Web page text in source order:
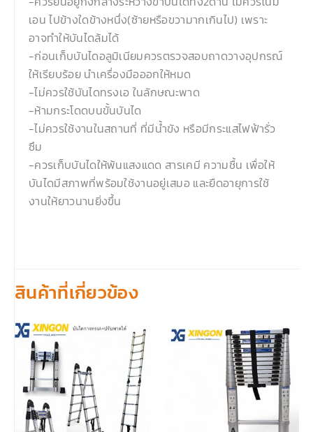
เอน ไปข้างใดข้างหนึ่ง(ซ้ายหรือขวามากเกินไป) เพราะ
อาจทำให้บันไดล้มได้
-ก่อนเก็บบันไดอลูมิเนียมควรตรวจสอบถาดวางอุปกรณ์
ให้เรียบร้อย นำเครื่องมือออกให้หมด
-ไม่ควรใช้บันไดทรงเอ ในลักษณะพาด
-ห้ามกระโดดบนขั้นบันได
-ไม่ควรใช้งานในสถานที่ ที่มีน้ำขัง หรือมีกระแสไฟฟ้ารั่ว
ซึม
-ควรเก็บบันไดให้พ้นแสงแดด สารเคมี ความชื้น เพื่อให้
บันไดมีสภาพที่พร้อมใช้งานอยู่เสมอ และยืดอายุการใช้
งานให้ยาวนานยิ่งขึ้น
สินค้าที่เกี่ยวข้อง